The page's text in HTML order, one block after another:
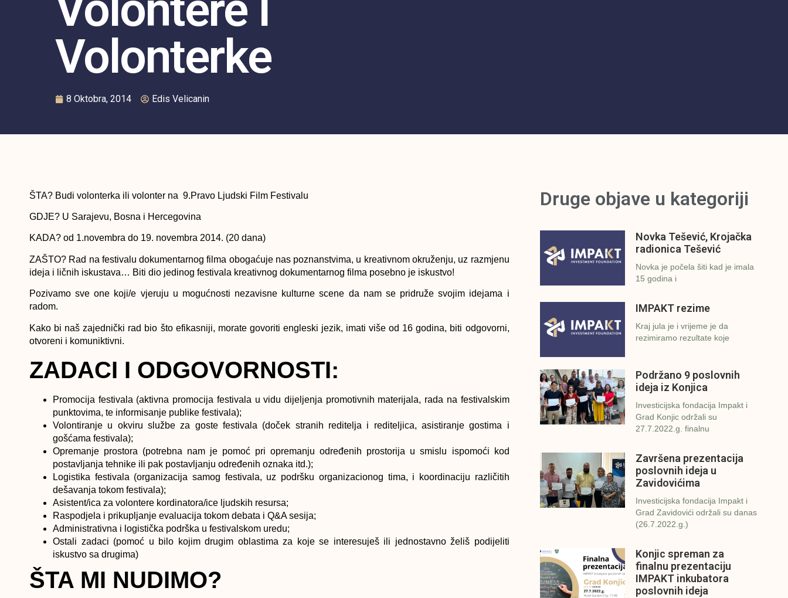
Volonterke
8 Oktobra, 2014 Edis Velicanin
ŠTA? Budi volonterka ili volonter na 9.Pravo Ljudski Film Festivalu
GDJE? U Sarajevu, Bosna i Hercegovina
KADA? od 1.novembra do 19. novembra 2014. (20 dana)
ZAŠTO? Rad na festivalu dokumentarnog filma obogaćuje nas poznanstvima, u kreativnom okruženju, uz razmjenu
ideja i ličnih iskustava… Biti dio jedinog festivala kreativnog dokumentarnog filma posebno je iskustvo!
Pozivamo sve one koji/e vjeruju u mogućnosti nezavisne kulturne scene da nam se pridruže svojim idejama i
radom.
Kako bi naš zajednički rad bio što efikasniji, morate govoriti engleski jezik, imati više od 16 godina, biti odgovorni,
otvoreni i komuniktivni.
ZADACI I ODGOVORNOSTI:
Promocija festivala (aktivna promocija festivala u vidu dijeljenja promotivnih materijala, rada na festivalskim
punktovima, te informisanje publike festivala);
Volontiranje u okviru službe za goste festivala (doček stranih reditelja i rediteljica, asistiranje gostima i
gošćama festivala);
Opremanje prostora (potrebna nam je pomoć pri opremanju određenih prostorija u smislu ispomoći kod
postavljanja tehnike ili pak postavljanju određenih oznaka itd.);
Logistika festivala (organizacija samog festivala, uz podršku organizacionog tima, i koordinaciju različitih
dešavanja tokom festivala);
Asistent/ica za volontere kordinatora/ice ljudskih resursa;
Raspodjela i prikupljanje evaluacija tokom debata i Q&A sesija;
Administrativna i logistička podrška u festivalskom uredu;
Ostali zadaci (pomoć u bilo kojim drugim oblastima za koje se interesuješ ili jednostavno želiš podijeliti
iskustvo sa drugima)
ŠTA MI NUDIMO?
Druge objave u kategoriji
Novka Tešević, Krojačka
radionica Tešević
Novka je počela šiti kad je imala
15 godina i
IMPAKT rezime
Kraj jula je i vrijeme je da
rezimiramo rezultate koje
Podržano 9 poslovnih
ideja iz Konjica
Investicijska fondacija Impakt i
Grad Konjic održali su
27.7.2022.g. finalnu
Završena prezentacija
poslovnih ideja u
Zavidovićima
Investicijska fondacija Impakt i
Grad Zavidovići održali su danas
(26.7.2022.g.)
Konjic spreman za
finalnu prezentaciju
IMPAKT inkubatora
poslovnih ideja